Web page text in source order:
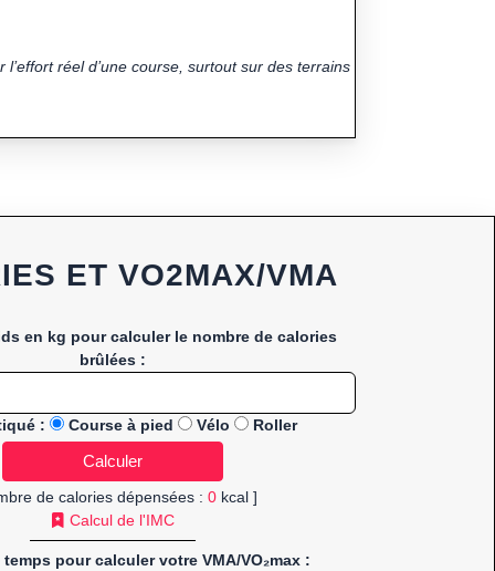
réel d’une course, surtout sur des terrains
ET VO2MAX/VMA
en kg pour calculer le nombre de calories
brûlées :
: Course à pied Vélo Roller
de calories dépensées : 0 kcal ]
Calcul de l'IMC
pour calculer votre VMA/VO₂max :